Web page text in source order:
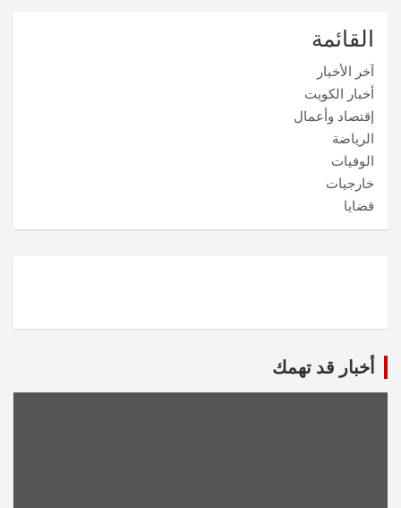
القائمة
آخر الأخبار
أخبار الكويت
إقتصاد وأعمال
الرياضة
الوفيات
خارجيات
قضايا
أخبار قد تهمك